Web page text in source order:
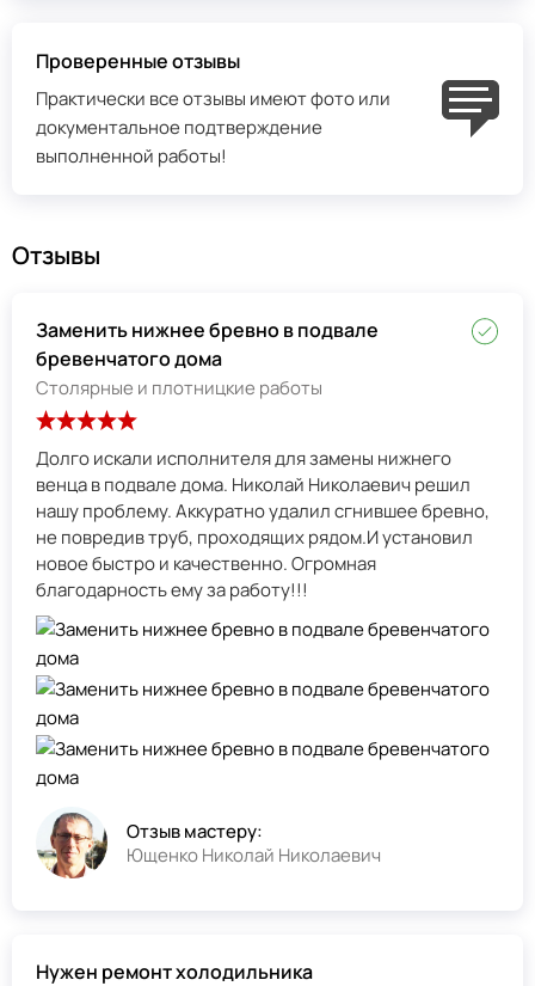
Проверенные отзывы
Практически все отзывы имеют фото или
документальное подтверждение
выполненной работы!
Отзывы
Заменить нижнее бревно в подвале
бревенчатого дома
Столярные и плотницкие работы
Долго искали исполнителя для замены нижнего
венца в подвале дома. Николай Николаевич решил
нашу проблему. Аккуратно удалил сгнившее бревно,
не повредив труб, проходящих рядом.И установил
новое быстро и качественно. Огромная
благодарность ему за работу!!!
Отзыв мастеру:
Ющенко Николай Николаевич
Нужен ремонт холодильника